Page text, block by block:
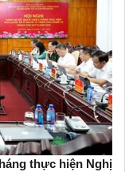
thực hiện Nghị